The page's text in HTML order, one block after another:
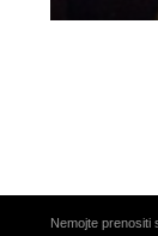
Nemojte prenositi